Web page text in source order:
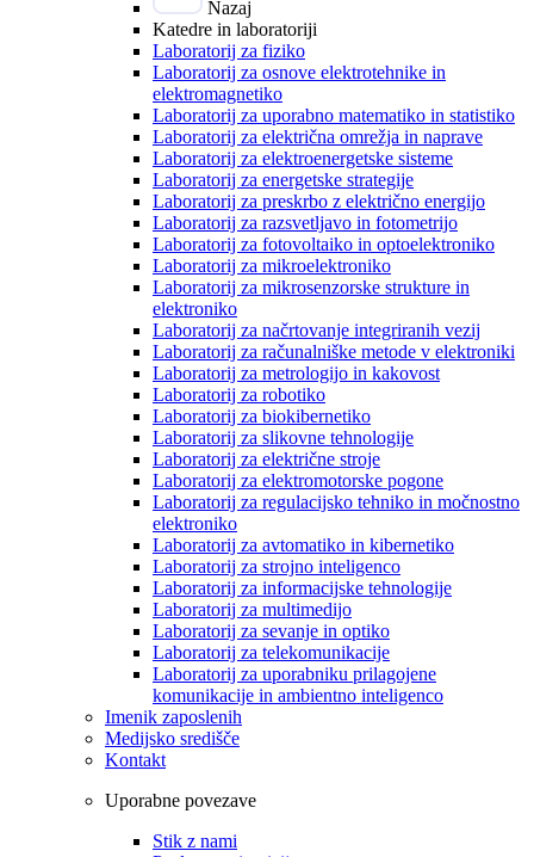
Nazaj
Katedre in laboratoriji
Laboratorij za fiziko
Laboratorij za osnove elektrotehnike in
elektromagnetiko
Laboratorij za uporabno matematiko in statistiko
Laboratorij za električna omrežja in naprave
Laboratorij za elektroenergetske sisteme
Laboratorij za energetske strategije
Laboratorij za preskrbo z električno energijo
Laboratorij za razsvetljavo in fotometrijo
Laboratorij za fotovoltaiko in optoelektroniko
Laboratorij za mikroelektroniko
Laboratorij za mikrosenzorske strukture in
elektroniko
Laboratorij za načrtovanje integriranih vezij
Laboratorij za računalniške metode v elektroniki
Laboratorij za metrologijo in kakovost
Laboratorij za robotiko
Laboratorij za biokibernetiko
Laboratorij za slikovne tehnologije
Laboratorij za električne stroje
Laboratorij za elektromotorske pogone
Laboratorij za regulacijsko tehniko in močnostno
elektroniko
Laboratorij za avtomatiko in kibernetiko
Laboratorij za strojno inteligenco
Laboratorij za informacijske tehnologije
Laboratorij za multimedijo
Laboratorij za sevanje in optiko
Laboratorij za telekomunikacije
Laboratorij za uporabniku prilagojene
komunikacije in ambientno inteligenco
Imenik zaposlenih
Medijsko središče
Kontakt
Uporabne povezave
Stik z nami